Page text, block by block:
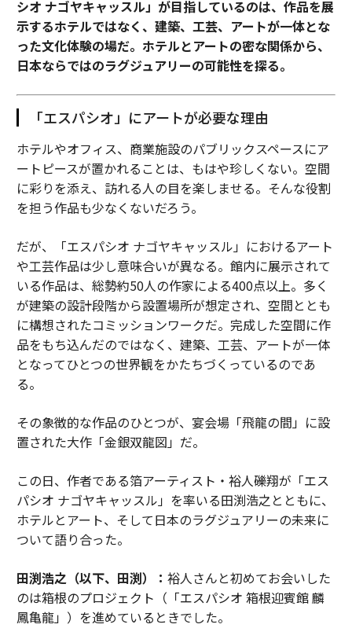
シオ ナゴヤキャッスル」が目指しているのは、作品を展
示するホテルではなく、建築、工芸、アートが一体とな
った文化体験の場だ。ホテルとアートの密な関係から、
日本ならではのラグジュアリーの可能性を探る。
「エスパシオ」にアートが必要な理由
ホテルやオフィス、商業施設のパブリックスペースにア
ートピースが置かれることは、もはや珍しくない。空間
に彩りを添え、訪れる人の目を楽しませる。そんな役割
を担う作品も少なくないだろう。
だが、「エスパシオ ナゴヤキャッスル」におけるアート
や工芸作品は少し意味合いが異なる。館内に展示されて
いる作品は、総勢約50人の作家による400点以上。多く
が建築の設計段階から設置場所が想定され、空間ととも
に構想されたコミッションワークだ。完成した空間に作
品をもち込んだのではなく、建築、工芸、アートが一体
となってひとつの世界観をかたちづくっているのであ
る。
その象徴的な作品のひとつが、宴会場「飛龍の間」に設
置された大作「金銀双龍図」だ。
この日、作者である箔アーティスト・裕人礫翔が「エス
パシオ ナゴヤキャッスル」を率いる田渕浩之とともに、
ホテルとアート、そして日本のラグジュアリーの未来に
ついて語り合った。
田渕浩之（以下、田渕）： 裕人さんと初めてお会いした
のは箱根のプロジェクト（「エスパシオ 箱根迎賓館 麟
鳳亀龍」）を進めているときでした。